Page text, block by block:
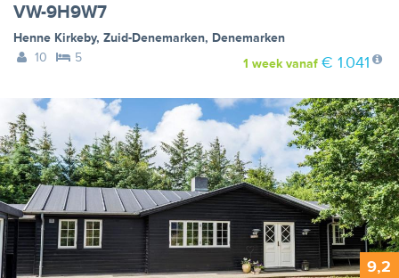
VW-9H9W7
Henne Kirkeby, Zuid-Denemarken, Denemarken
10
5 1 weekvanaf € 1.041
9,2